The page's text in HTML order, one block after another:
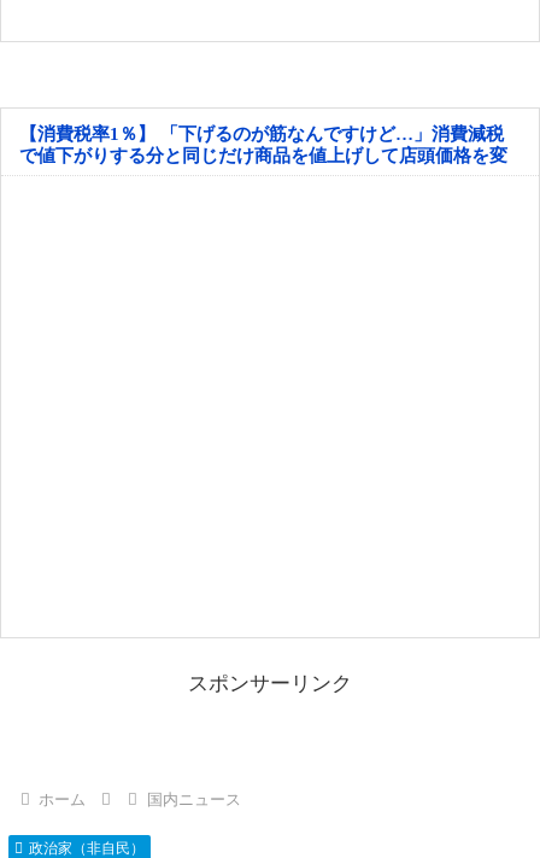
【消費税率1％】 「下げるのが筋なんですけど…」消費減税
で値下がりする分と同じだけ商品を値上げして店頭価格を変
えない店も
スポンサーリンク
ホーム 国内ニュース
政治家（非自民）